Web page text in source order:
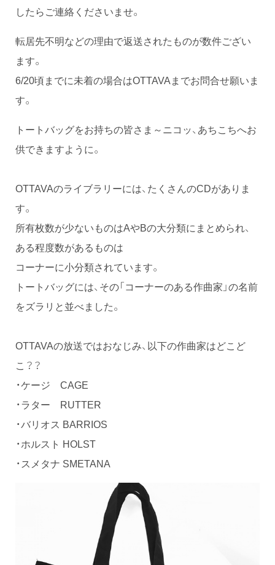
したらご連絡くださいませ。
転居先不明などの理由で返送されたものが数件ござい
ます。
6/20頃までに未着の場合はOTTAVAまでお問合せ願いま
す。
トートバッグをお持ちの皆さま～ニコッ、あちこちへお
供できますように。
OTTAVAのライブラリーには、たくさんのCDがありま
す。
所有枚数が少ないものはAやBの大分類にまとめられ、
ある程度数があるものは
コーナーに小分類されています。
トートバッグには、その「コーナーのある作曲家」の名前
をズラリと並べました。
OTTAVAの放送ではおなじみ、以下の作曲家はどこど
こ？？
・ケージ CAGE
・ラター RUTTER
・バリオス BARRIOS
・ホルスト HOLST
・スメタナ SMETANA